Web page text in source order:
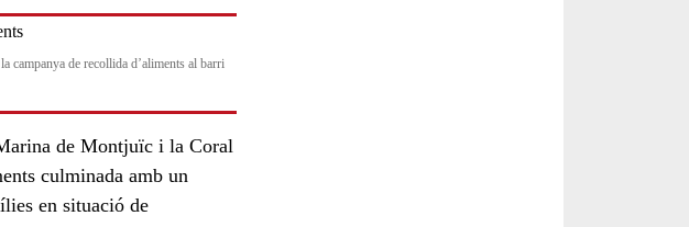
campanya de recollida d’aliments al barri
de Montjuïc i la Coral
culminada amb un
en situació de